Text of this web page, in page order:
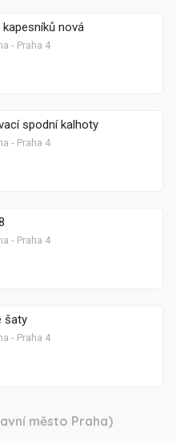
nová
- Praha 4
spodní kalhoty
- Praha 4
- Praha 4
šaty
- Praha 4
město Praha)